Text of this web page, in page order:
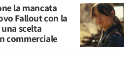
la mancata
Fallout con la
scelta
commerciale